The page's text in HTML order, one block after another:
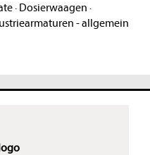
· Dosierwaagen ·
- allgemein